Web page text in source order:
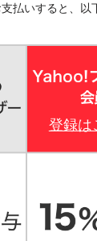
払いすると、以
登録は